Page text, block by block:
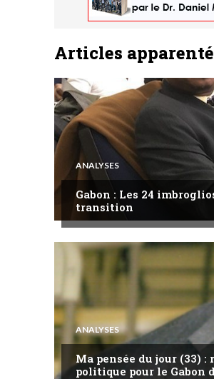
Articles
ANALYSES
Gabon : Les 24
transition
ANALYSES
Ma pensée du jour (33)
politique pour le Gabon